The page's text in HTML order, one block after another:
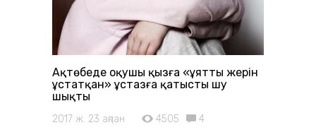
Ақтөбеде оқушы қызға «ұятты жерін
ұстатқан» ұстазға қатысты шу
шықты
2017 ж. 23 ақпан 4505 4